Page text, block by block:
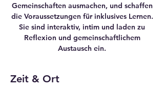
Gemeinschaften ausmachen, und schaffen
die Voraussetzungen für inklusives Lernen.
Sie sind interaktiv, intim und laden zu
Reflexion und gemeinschaftlichem
Austausch ein.
Zeit & Ort